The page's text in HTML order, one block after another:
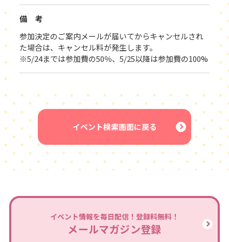
備 考
参加決定のご案内メールが届いてからキャンセルされ
た場合は、キャンセル料が発生します。
※5/24までは参加費の50％、5/25以降は参加費の100%
イベント検索画面に戻る
イベント情報を毎日配信！登録料無料！
メールマガジン登録